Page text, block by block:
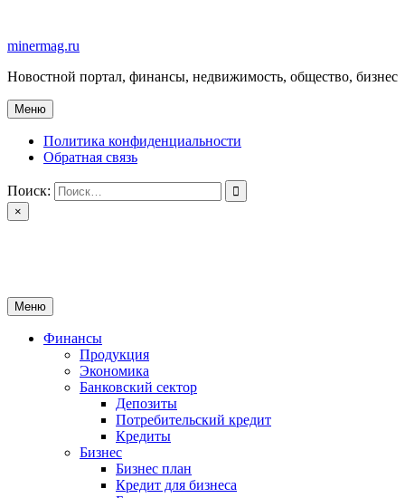
содержимому
minermag.ru
Новостной портал, финансы, недвижимость, общество, бизнес
Меню
Политика конфиденциальности
Обратная связь
Поиск:
×
Меню
Финансы
Продукция
Экономика
Банковский сектор
Депозиты
Потребительский кредит
Кредиты
Бизнес
Бизнес план
Кредит для бизнеса